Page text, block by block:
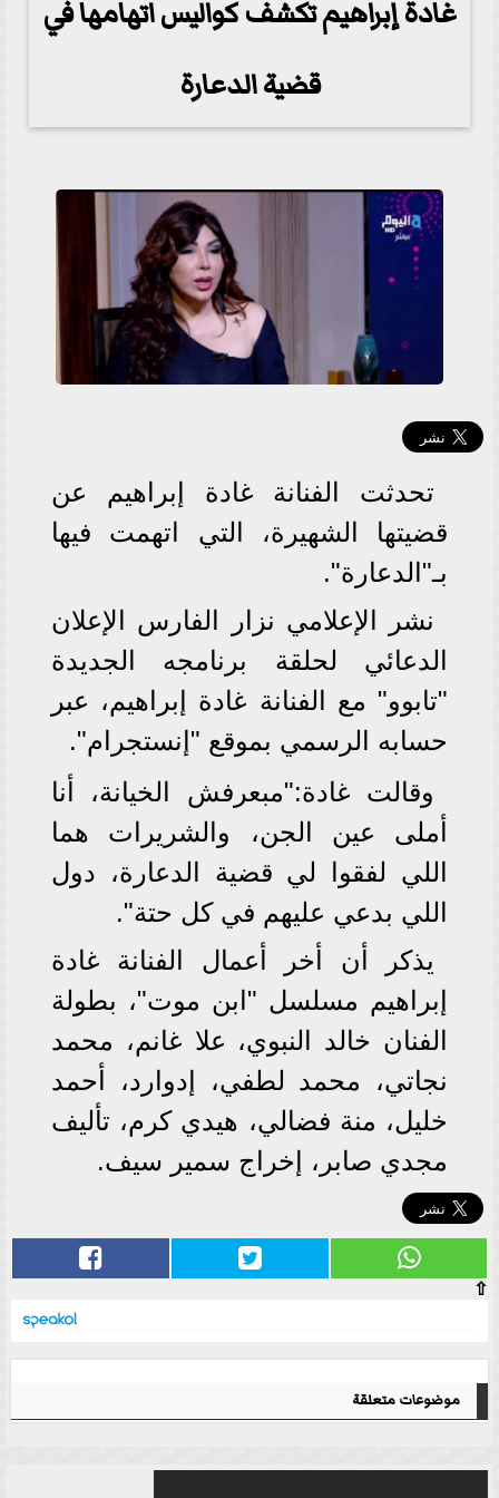
غادة إبراهيم تكشف كواليس اتهامها في
قضية الدعارة
تحدثت الفنانة غادة إبراهيم عن
قضيتها الشهيرة، التي اتهمت فيها
بـ"الدعارة".
نشر الإعلامي نزار الفارس الإعلان
الدعائي لحلقة برنامجه الجديدة
"تابوو" مع الفنانة غادة إبراهيم، عبر
حسابه الرسمي بموقع "إنستجرام".
وقالت غادة:"مبعرفش الخيانة، أنا
أملى عين الجن، والشريرات هما
اللي لفقوا لي قضية الدعارة، دول
اللي بدعي عليهم في كل حتة".
يذكر أن أخر أعمال الفنانة غادة
إبراهيم مسلسل "ابن موت"، بطولة
الفنان خالد النبوي، علا غانم، محمد
نجاتي، محمد لطفي، إدوارد، أحمد
خليل، منة فضالي، هيدي كرم، تأليف
مجدي صابر، إخراج سمير سيف.
⇧
موضوعات متعلقة